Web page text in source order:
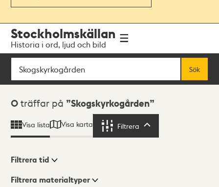
navigationen
huvudinnehållet
Stockholmskällan
Historia i ord, ljud och bild
Sök
Sök
Sökresultat
0 träffar på Skogskyrkogården
Visa lista Visa karta Filtrera
Visningsläge
Filtrera tid
Filtrera materialtyper